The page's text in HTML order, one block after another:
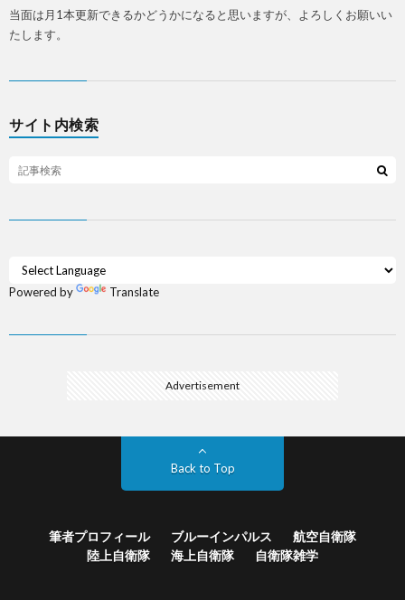
当面は月1本更新できるかどうかになると思いますが、よろしくお願いい
たします。
サイト内検索
Powered by Translate
Advertisement
Back to Top
筆者プロフィール ブルーインパルス
航空自衛隊
陸上自衛隊
海上自衛隊 自衛隊雑学